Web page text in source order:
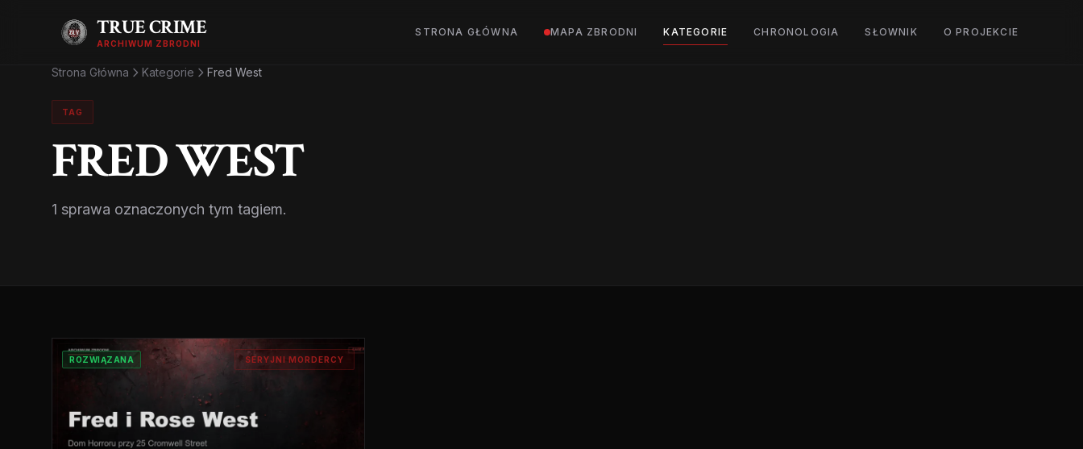
TRUE CRIME
ARCHIWUM ZBRODNI
STRONA GŁÓWNA MAPA ZBRODNI KATEGORIE CHRONOLOGIA SŁOWNIK O PROJEKCIE
Strona Główna Kategorie Fred West
TAG
FRED WEST
1 sprawa oznaczonych tym tagiem.
ROZWIĄZANA SERYJNI MORDERCY